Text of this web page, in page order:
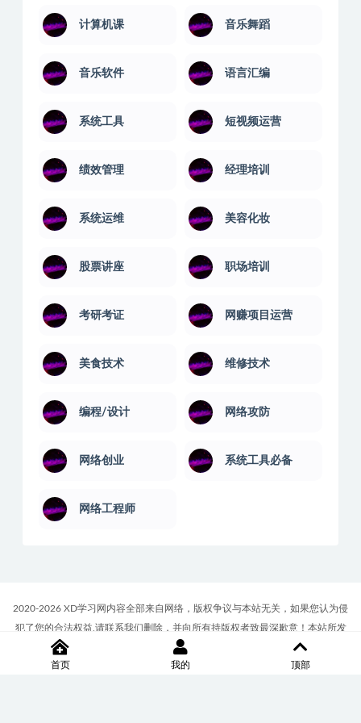
计算机课 音乐舞蹈
音乐软件 语言汇编
系统工具 短视频运营
绩效管理 经理培训
系统运维 美容化妆
股票讲座 职场培训
考研考证 网赚项目运营
美食技术 维修技术
编程/设计 网络攻防
网络创业 系统工具必备
网络工程师
2020-2026 XD学习网内容全部来自网络，版权争议与本站无关，如果您认为侵
犯了您的合法权益,请联系我们删除，并向所有持版权者致最深歉意！本站所发
布的一切学习教程、软件等资料仅限用于学习体验和研究目的；请自觉下载后
24小时内删除，如果您喜欢该资料，请支持正版！商务合作或版权联系邮箱
首页 我的 顶部